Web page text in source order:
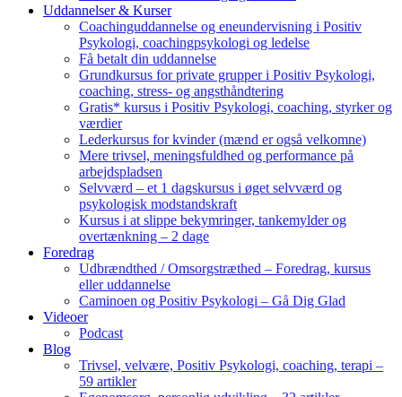
Uddannelser & Kurser
Coachinguddannelse og eneundervisning i Positiv
Psykologi, coachingpsykologi og ledelse
Få betalt din uddannelse
Grundkursus for private grupper i Positiv Psykologi,
coaching, stress- og angsthåndtering
Gratis* kursus i Positiv Psykologi, coaching, styrker og
værdier
Lederkursus for kvinder (mænd er også velkomne)
Mere trivsel, meningsfuldhed og performance på
arbejdspladsen
Selvværd – et 1 dagskursus i øget selvværd og
psykologisk modstandskraft
Kursus i at slippe bekymringer, tankemylder og
overtænkning – 2 dage
Foredrag
Udbrændthed / Omsorgstræthed – Foredrag, kursus
eller uddannelse
Caminoen og Positiv Psykologi – Gå Dig Glad
Videoer
Podcast
Blog
Trivsel, velvære, Positiv Psykologi, coaching, terapi –
59 artikler